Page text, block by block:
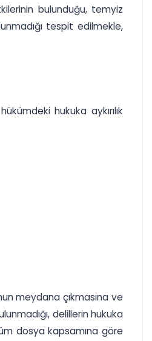
bulunduğu, temyiz
tespit edilmekle,
hukuka aykırılık
meydana çıkmasına ve
delillerin hukuka
dosya kapsamına göre